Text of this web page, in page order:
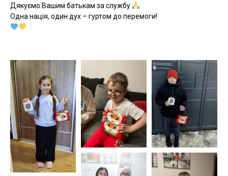
Дякуємо Вашим батькам за службу
Одна нація, один дух – гуртом до перемоги!